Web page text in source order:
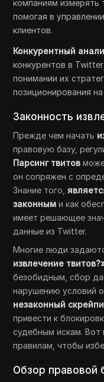
компаниям измерять
помогая в
клиентов.
Конкурентный
конкурентов в
понимании их
позиционирования
Законность
Прежде чем начать
правовую базу,
Парсинг твитов
он сопряжен с
Знание того,
законным и как
имеет решающее
данные из Twitter.
Многие люди
извлечение
безобидным, сбор
нарушению условий
незаконный
привести к
судебным искам. Вот
правилам, чтобы
Обзор правовой